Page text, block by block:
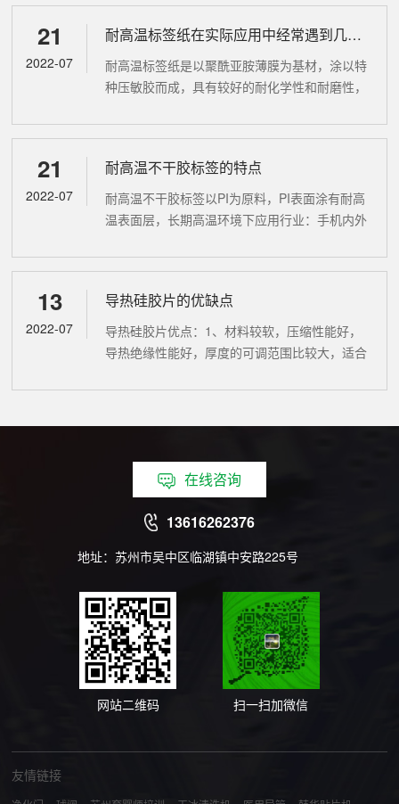
21
2022-07
耐高温标签纸在实际应用中经常遇到几个问题
耐高温标签纸是以聚酰亚胺薄膜为基材，涂以特
种压敏胶而成，具有较好的耐化学性和耐磨性，
洁剂等化学物质具有一定抗腐蚀作用，使用于高
21
2022-07
耐高温不干胶标签的特点
耐高温不干胶标签以PI为原料，PI表面涂有耐高
温表面层，长期高温环境下应用行业：手机内外
电气产品标签。 环境耐高温：PCB板、ESD、
13
2022-07
导热硅胶片的优缺点
导热硅胶片优点：1、材料较软，压缩性能好，
导热绝缘性能好，厚度的可调范围比较大，适合
性强。2、选用导热硅胶片的主要目的是减少热
在线咨询
13616262376
地址：苏州市吴中区临湖镇中安路225号
网站二维码 扫一扫加微信
友情链接